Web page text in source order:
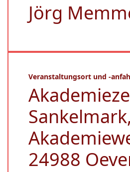
Jörg
Veranstaltungsort und -
Sankelmark,
24988